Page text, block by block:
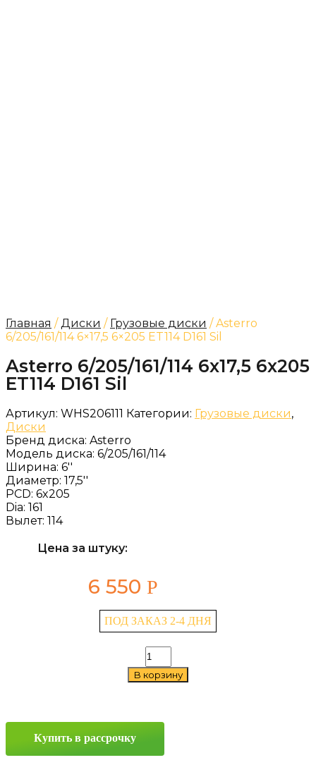
Главная /Диски / Грузовые диски / Asterro
6/205/161/114 6×17,5 6×205 ET114 D161 Sil
Asterro 6/205/161/114 6x17,5 6x205
ET114 D161 Sil
Артикул: WHS206111 Категории: Грузовые диски,
Диски
Бренд диска: Asterro
Модель диска: 6/205/161/114
Ширина: 6''
Диаметр: 17,5''
PCD: 6x205
Dia: 161
Вылет: 114
Цена за штуку:
6 550 Р
ПОД ЗАКАЗ 2-4 ДНЯ
Количество
товара
Asterro
ET114
Sil
В корзину
Купить в рассрочку